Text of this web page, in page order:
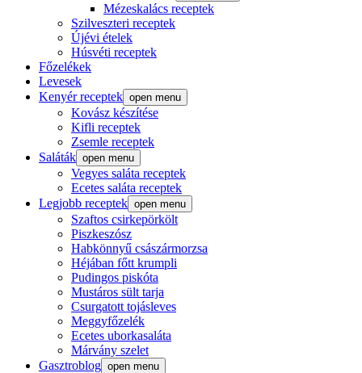
Mézeskalács receptek
Szilveszteri receptek
Újévi ételek
Húsvéti receptek
Főzelékek
Levesek
Kenyér receptek open menu
Kovász készítése
Kifli receptek
Zsemle receptek
Saláták open menu
Vegyes saláta receptek
Ecetes saláta receptek
Legjobb receptek open menu
Szaftos csirkepörkölt
Piszkeszósz
Habkönnyű császármorzsa
Héjában főtt krumpli
Pudingos piskóta
Mustáros sült tarja
Csurgatott tojásleves
Meggyfőzelék
Ecetes uborkasaláta
Márvány szelet
Gasztroblog open menu